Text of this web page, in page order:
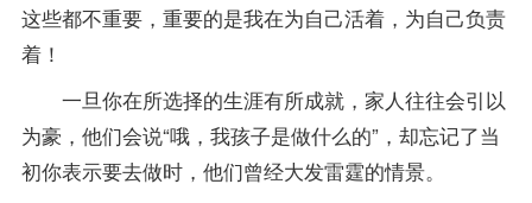
这些都不重要，重要的是我在为自己活着，为自己负责
着！
一旦你在所选择的生涯有所成就，家人往往会引以
为豪，他们会说“哦，我孩子是做什么的”，却忘记了当
初你表示要去做时，他们曾经大发雷霆的情景。